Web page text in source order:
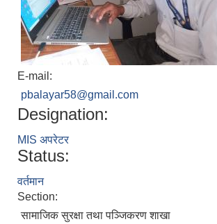
E-mail:
pbalayar58@gmail.com
Designation:
MIS अपरेटर
Status:
वर्तमान
Section:
सामाजिक सुरक्षा तथा पञ्जिकरण शाखा